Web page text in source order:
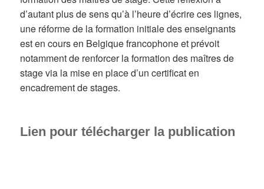
d’autant plus de sens qu’à l’heure d’écrire ces lignes,
une réforme de la formation initiale des enseignants
est en cours en Belgique francophone et prévoit
notamment de renforcer la formation des maîtres de
stage via la mise en place d’un certificat en
encadrement de stages.
Lien pour télécharger la publication